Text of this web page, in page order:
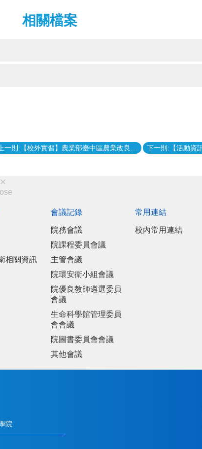
相關檔案
相關資訊
會議記錄
院務會議
院課程委員會議
主管會議
院環安衛小組會議
院優良教師遴選委員
會議
生命科學館管理委員
會會議
院圖書委員會會議
其他會議
常用連結
校內常用連結
院